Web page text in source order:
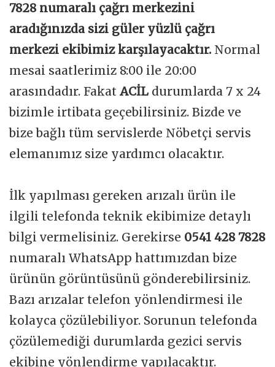
7828 numaralı çağrı merkezini
aradığınızda sizi güler yüzlü çağrı
merkezi ekibimiz karşılayacaktır. Normal
mesai saatlerimiz 8:00 ile 20:00
arasındadır. Fakat ACİL durumlarda 7 x 24
bizimle irtibata geçebilirsiniz. Bizde ve
bize bağlı tüm servislerde Nöbetçi servis
elemanımız size yardımcı olacaktır.
İlk yapılması gereken arızalı ürün ile
ilgili telefonda teknik ekibimize detaylı
bilgi vermelisiniz. Gerekirse 0541 428 7828
numaralı WhatsApp hattımızdan bize
ürünün görüntüsünü gönderebilirsiniz.
Bazı arızalar telefon yönlendirmesi ile
kolayca çözülebiliyor. Sorunun telefonda
çözülemediği durumlarda gezici servis
ekibine yönlendirme yapılacaktır.